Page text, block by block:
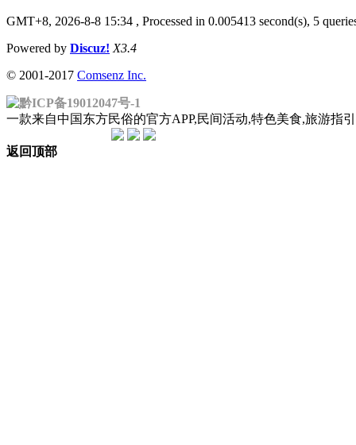
GMT+8, 2026-8-8 15:34 , Processed in 0.005413 second(s), 5
Powered by Discuz! X3.4
© 2001-2017 Comsenz Inc.
黔ICP备19012047号-1
一款来自中国东方民俗的官方APP,民间活动,特色美食,旅游
返回顶部